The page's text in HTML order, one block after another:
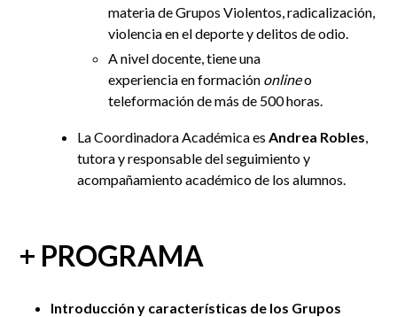
materia de Grupos Violentos, radicalización,
violencia en el deporte y delitos de odio.
A nivel docente, tiene una
experienciaenformación onlineo
teleformación de más de 500 horas.
LaCoordinadora Académica es Andrea Robles,
tutora y responsable del seguimiento y
acompañamiento académico de los alumnos.
+ PROGRAMA
Introducción y características de los Grupos